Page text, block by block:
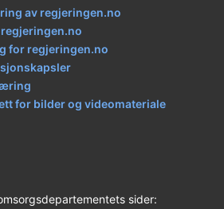
av regjeringen.no
for regjeringen.no
for bilder og videomateriale
sider: